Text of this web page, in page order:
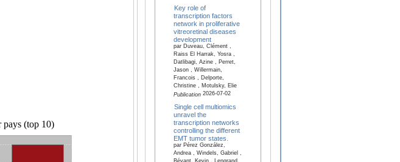
Key role of
transcription factors
network in proliferative
vitreoretinal diseases
development
par Duveau, Clément ,
Raiss El Harrak, Yosra ,
Datlibagi, Azine , Perret,
Jason , Willermain,
Francois , Delporte,
Christine , Motulsky, Elie
Publication2026-07-02
Single cell multiomics
unravel the
transcription networks
controlling the different
EMT tumor states.
par Pérez González,
Andrea , Windels, Gabriel ,